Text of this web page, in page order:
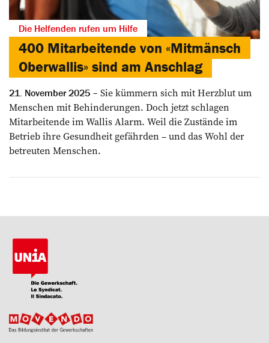
Die Helfenden rufen um Hilfe
400 Mitarbeitende von «Mitmänsch
Oberwallis» sind am Anschlag
21. November 2025
Sie kümmern sich mit Herzblut um
Menschen mit Behinderungen. Doch jetzt schlagen
Mitarbeitende im Wallis Alarm. Weil die Zustände im
Betrieb ihre Gesundheit gefährden – und das Wohl der
betreuten Menschen.